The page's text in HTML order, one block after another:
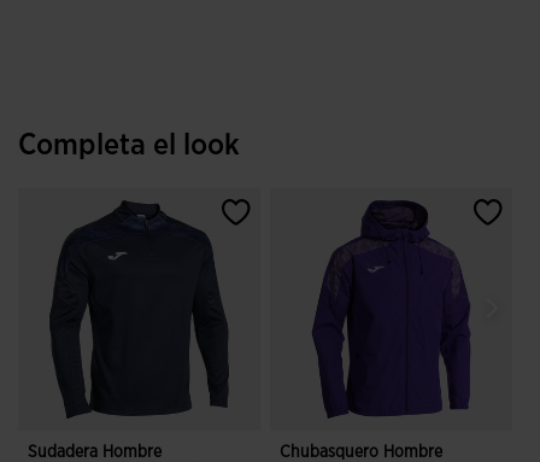
Completa el look
Sudadera Hombre
Chubasquero Hombre